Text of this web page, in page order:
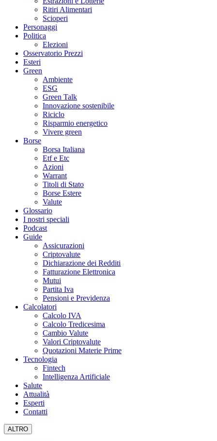
Ritiri Alimentari
Scioperi
Personaggi
Politica
Elezioni
Osservatorio Prezzi
Esteri
Green
Ambiente
ESG
Green Talk
Innovazione sostenibile
Riciclo
Risparmio energetico
Vivere green
Borse
Borsa Italiana
Etf e Etc
Azioni
Warrant
Titoli di Stato
Borse Estere
Valute
Glossario
I nostri speciali
Podcast
Guide
Assicurazioni
Criptovalute
Dichiarazione dei Redditi
Fatturazione Elettronica
Mutui
Partita Iva
Pensioni e Previdenza
Calcolatori
Calcolo IVA
Calcolo Tredicesima
Cambio Valute
Valori Criptovalute
Quotazioni Materie Prime
Tecnologia
Fintech
Intelligenza Artificiale
Salute
Attualità
Esperti
Contatti
ALTRO